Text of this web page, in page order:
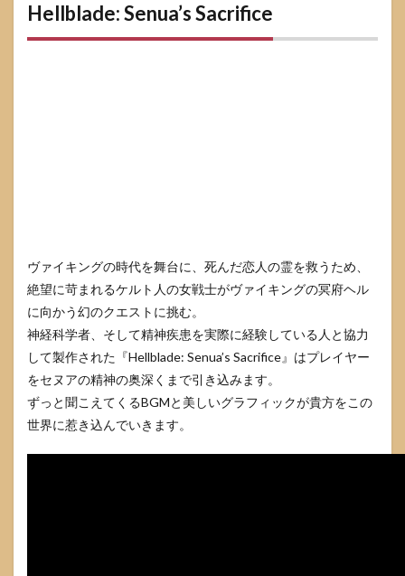
Hellblade: Senua’s Sacrifice
ヴァイキングの時代を舞台に、死んだ恋人の霊を救うため、
絶望に苛まれるケルト人の女戦士がヴァイキングの冥府ヘル
に向かう幻のクエストに挑む。
神経科学者、そして精神疾患を実際に経験している人と協力
して製作された『Hellblade: Senua’s Sacrifice』はプレイヤー
をセヌアの精神の奥深くまで引き込みます。
ずっと聞こえてくるBGMと美しいグラフィックが貴方をこの
世界に惹き込んでいきます。